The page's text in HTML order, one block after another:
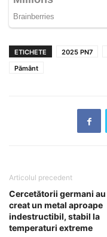
ETICHETE 2025 PN7
Pământ
Articolul precedent
Cercetătorii germani au
creat un metal aproape
indestructibil, stabil la
temperaturi extreme